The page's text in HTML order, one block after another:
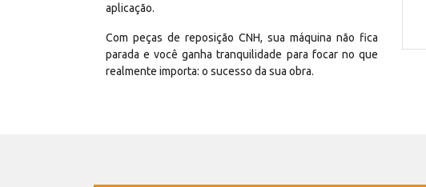
aplicação.
Com peças de reposição CNH, sua máquina não fica
parada e você ganha tranquilidade para focar no que
realmente importa: o sucesso da sua obra.